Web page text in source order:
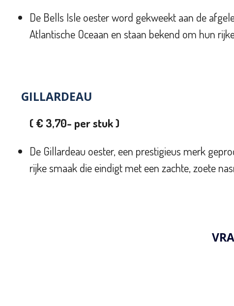
De Bells Isle oester word gekweekt aan de
Atlantische Oceaan en staan bekend om hun
GILLARDEAU
( € 3,70- per stuk )
De Gillardeau oester, een prestigieus merk
rijke smaak die eindigt met een zachte, zoete